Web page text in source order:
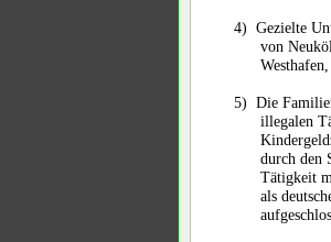
4) Gezielte
von
5) Die
illegalen
durch den
Tätigkeit
als